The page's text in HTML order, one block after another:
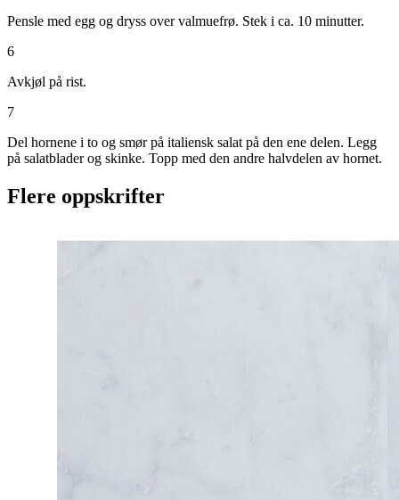
Pensle med egg og dryss over valmuefrø. Stek i ca. 10 minutter.
6
Avkjøl på rist.
7
Del hornene i to og smør på italiensk salat på den ene delen. Legg
på salatblader og skinke. Topp med den andre halvdelen av hornet.
Flere oppskrifter